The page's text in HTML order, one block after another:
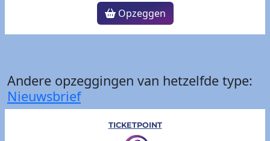
Opzeggen
Andere opzeggingen van hetzelfde type:
Nieuwsbrief
TICKETPOINT